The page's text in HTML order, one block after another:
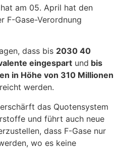
am 05. April hat den
F-Gase-Verordnung
dass bis 2030 40
eingespart und bis
in Höhe von 310 Millionen
werden.
das Quotensystem
und führt auch neue
dass F-Gase nur
wo es keine